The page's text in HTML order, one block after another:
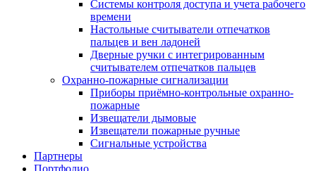
Системы контроля доступа и учета рабочего
времени
Настольные считыватели отпечатков
пальцев и вен ладоней
Дверные ручки с интегрированным
считывателем отпечатков пальцев
Охранно-пожарные сигнализации
Приборы приёмно-контрольные охранно-
пожарные
Извещатели дымовые
Извещатели пожарные ручные
Сигнальные устройства
Партнеры
Портфолио